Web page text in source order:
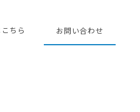
ちら お問い合わせ